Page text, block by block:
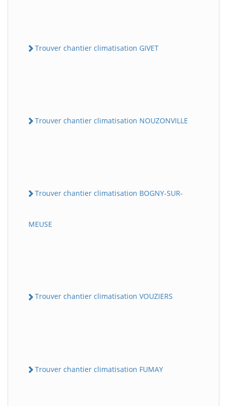
Trouver chantier climatisation GIVET
Trouver chantier climatisation NOUZONVILLE
Trouver chantier climatisation BOGNY-SUR-
MEUSE
Trouver chantier climatisation VOUZIERS
Trouver chantier climatisation FUMAY